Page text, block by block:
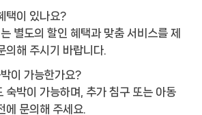
택이 있나요?
별도의 할인 혜택과 맞춤 서비스를 제
의해 주시기 바랍니다.
이 가능한가요?
숙박이 가능하며, 추가 침구 또는 아동
에 문의해 주세요.